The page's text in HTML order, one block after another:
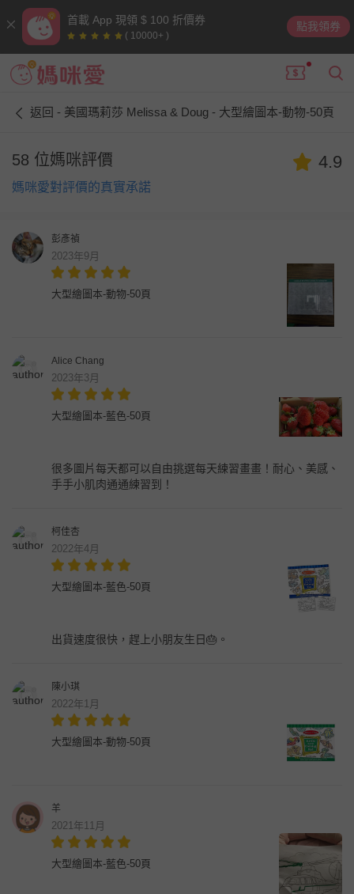
首載 App 現領 $ 100 折價券
( 10000+ )
點我領券
返回 - 美國瑪莉莎 Melissa & Doug - 大型繪圖本-動物-50頁
58 位媽咪評價
媽咪愛對評價的真實承諾
4.9
彭彥禎
2023年9月
大型繪圖本-動物-50頁
Alice Chang
2023年3月
大型繪圖本-藍色-50頁
很多圖片每天都可以自由挑選每天練習畫畫！耐心、美感、
手手小肌肉通通練習到！
柯佳杏
2022年4月
大型繪圖本-藍色-50頁
出貨速度很快，趕上小朋友生日🎂。
陳小琪
2022年1月
大型繪圖本-動物-50頁
羊
2021年11月
大型繪圖本-藍色-50頁